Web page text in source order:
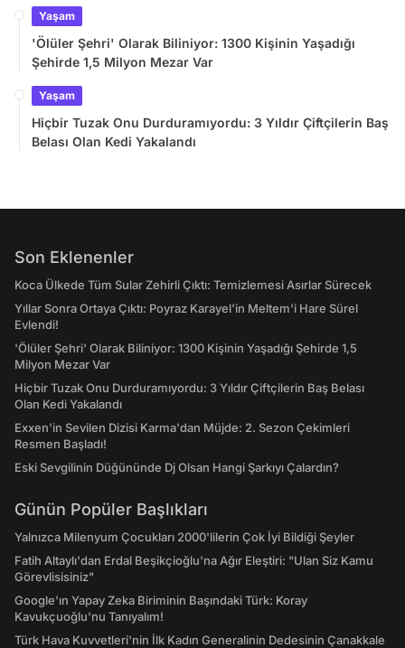
Yaşam
'Ölüler Şehri' Olarak Biliniyor: 1300 Kişinin Yaşadığı
Şehirde 1,5 Milyon Mezar Var
Yaşam
Hiçbir Tuzak Onu Durduramıyordu: 3 Yıldır Çiftçilerin Baş
Belası Olan Kedi Yakalandı
Son Eklenenler
Koca Ülkede Tüm Sular Zehirli Çıktı: Temizlemesi Asırlar Sürecek
Yıllar Sonra Ortaya Çıktı: Poyraz Karayel'in Meltem'i Hare Sürel
Evlendi!
'Ölüler Şehri' Olarak Biliniyor: 1300 Kişinin Yaşadığı Şehirde 1,5
Milyon Mezar Var
Hiçbir Tuzak Onu Durduramıyordu: 3 Yıldır Çiftçilerin Baş Belası
Olan Kedi Yakalandı
Exxen'in Sevilen Dizisi Karma'dan Müjde: 2. Sezon Çekimleri
Resmen Başladı!
Eski Sevgilinin Düğününde Dj Olsan Hangi Şarkıyı Çalardın?
Günün Popüler Başlıkları
Yalnızca Milenyum Çocukları 2000'lilerin Çok İyi Bildiği Şeyler
Fatih Altaylı'dan Erdal Beşikçioğlu'na Ağır Eleştiri: "Ulan Siz Kamu
Görevlisisiniz"
Google'ın Yapay Zeka Biriminin Başındaki Türk: Koray
Kavukçuoğlu'nu Tanıyalım!
Türk Hava Kuvvetleri'nin İlk Kadın Generalinin Dedesinin Çanakkale